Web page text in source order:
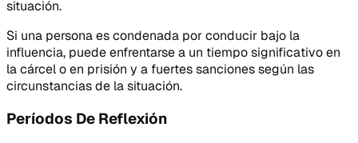
situación.
Si una persona es condenada por conducir bajo la
influencia, puede enfrentarse a un tiempo significativo en
la cárcel o en prisión y a fuertes sanciones según las
circunstancias de la situación.
Períodos De Reflexión